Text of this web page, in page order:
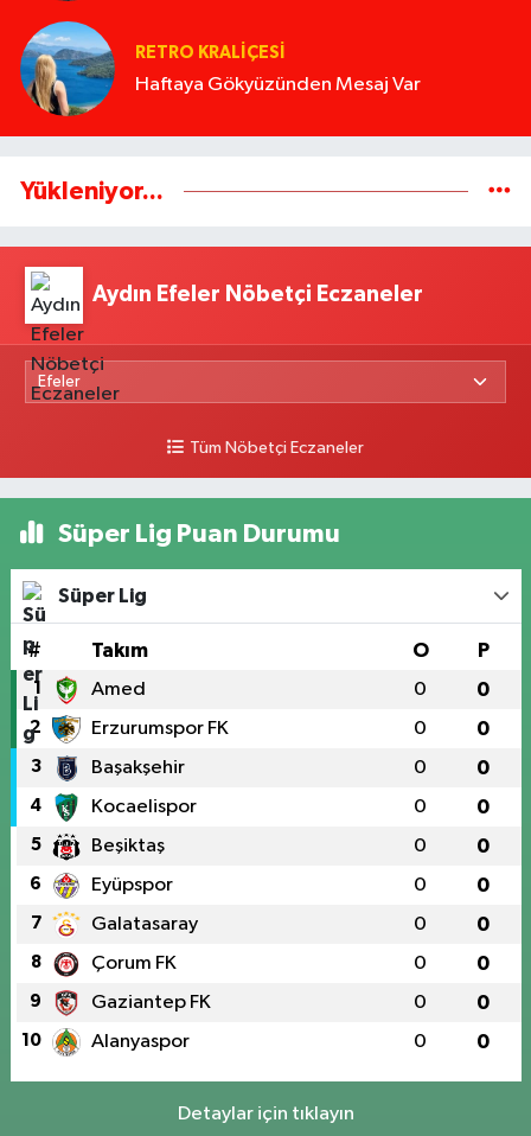
RETRO KRALIÇESI
Haftaya Gökyüzünden Mesaj Var
Yükleniyor...
Aydın Efeler Nöbetçi Eczaneler
Tüm Nöbetçi Eczaneler
Süper Lig Puan Durumu
Süper Lig
# Takım O P
1 Amed 0 0
2 Erzurumspor FK 0 0
3 Başakşehir 0 0
4 Kocaelispor 0 0
5 Beşiktaş 0 0
6 Eyüpspor 0 0
7 Galatasaray 0 0
8 Çorum FK 0 0
9 Gaziantep FK 0 0
10 Alanyaspor 0 0
Detaylar için tıklayın